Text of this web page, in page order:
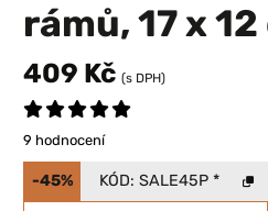
rámů, 17 x 12
409 Kč (s DPH)
9 hodnocení
-45% KÓD: SALE45P*